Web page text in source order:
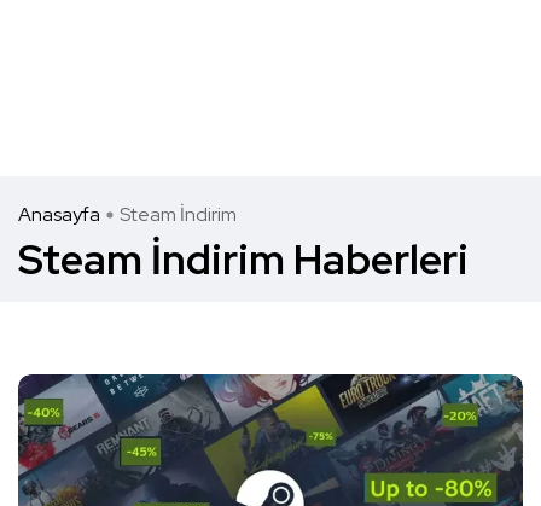
Anasayfa Steam İndirim
Steam İndirim Haberleri